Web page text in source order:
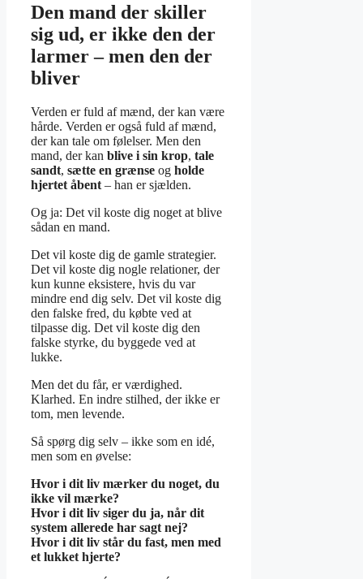
Den mand der skiller
sig ud, er ikke den der
larmer – men den der
bliver
Verden er fuld af mænd, der kan være
hårde. Verden er også fuld af mænd,
der kan tale om følelser. Men den
mand, der kan blive i sin krop, tale
sandt, sætte en grænse og holde
hjertet åbent– han er sjælden.
Og ja: Det vil koste dig noget at blive
sådan en mand.
Det vil koste dig de gamle strategier.
Det vil koste dig nogle relationer, der
kun kunne eksistere, hvis du var
mindre end dig selv. Det vil koste dig
den falske fred, du købte ved at
tilpasse dig. Det vil koste dig den
falske styrke, du byggede ved at
lukke.
Men det du får, er værdighed.
Klarhed. En indre stilhed, der ikke er
tom, men levende.
Så spørg dig selv – ikke som en idé,
men som en øvelse:
Hvor i dit liv mærker du noget, du
ikke vil mærke?
Hvor i dit liv siger du ja, når dit
system allerede har sagt nej?
Hvor i dit liv står du fast, men med
et lukket hjerte?